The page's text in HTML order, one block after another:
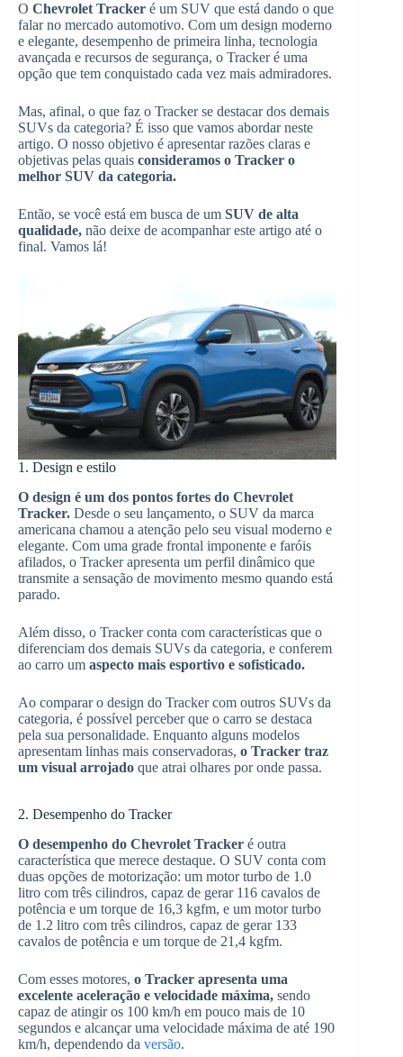
O Chevrolet Tracker é um SUV que está dando o que
falar no mercado automotivo. Com um design moderno
e elegante, desempenho de primeira linha, tecnologia
avançada e recursos de segurança, o Tracker é uma
opção que tem conquistado cada vez mais admiradores.
Mas, afinal, o que faz o Tracker se destacar dos demais
SUVs da categoria? É isso que vamos abordar neste
artigo. O nosso objetivo é apresentar razões claras e
objetivas pelas quais consideramos o Tracker o
melhor SUV da categoria.
Então, se você está em busca de um SUV de alta
qualidade, não deixe de acompanhar este artigo até o
final. Vamos lá!
1. Design e estilo
O design é um dos pontos fortes do Chevrolet
Tracker. Desde o seu lançamento, o SUV da marca
americana chamou a atenção pelo seu visual moderno e
elegante. Com uma grade frontal imponente e faróis
afilados, o Tracker apresenta um perfil dinâmico que
transmite a sensação de movimento mesmo quando está
parado.
Além disso, o Tracker conta com características que o
diferenciam dos demais SUVs da categoria, e conferem
ao carro um aspecto mais esportivo e sofisticado.
Ao comparar o design do Tracker com outros SUVs da
categoria, é possível perceber que o carro se destaca
pela sua personalidade. Enquanto alguns modelos
apresentam linhas mais conservadoras, o Tracker traz
um visual arrojado que atrai olhares por onde passa.
2. Desempenho do Tracker
O desempenho do Chevrolet Tracker é outra
característica que merece destaque. O SUV conta com
duas opções de motorização: um motor turbo de 1.0
litro com três cilindros, capaz de gerar 116 cavalos de
potência e um torque de 16,3 kgfm, e um motor turbo
de 1.2 litro com três cilindros, capaz de gerar 133
cavalos de potência e um torque de 21,4 kgfm.
Com esses motores, o Tracker apresenta uma
excelente aceleração e velocidade máxima, sendo
capaz de atingir os 100 km/h em pouco mais de 10
segundos e alcançar uma velocidade máxima de até 190
km/h, dependendo da versão.